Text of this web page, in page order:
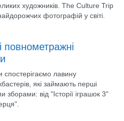
художників. The Culture Trip
фотографій у світі.
повнометражні
спостерігаємо лавину
які займають перші
зборами: від "Історії іграшок 3"